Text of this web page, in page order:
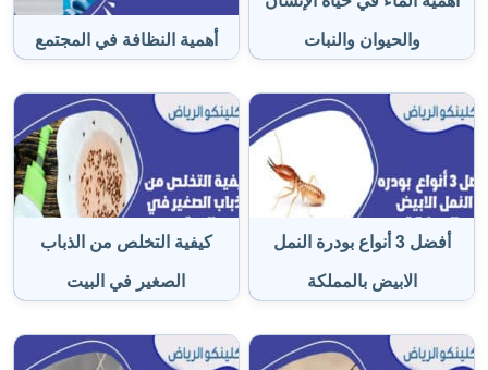
والحيوان والنبات
أهمية النظافة في المجتمع
أفضل 3 أنواع بودرة النمل
الابيض بالمملكة
كيفية التخلص من الذباب
الصغير في البيت